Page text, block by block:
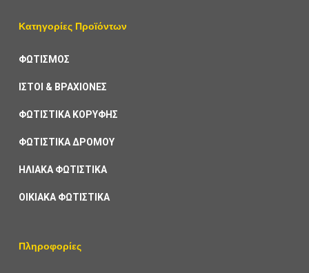
Κατηγορίες Προϊόντων
ΦΩΤΙΣΜΟΣ
ΙΣΤΟΙ & ΒΡΑΧΙΟΝΕΣ
ΦΩΤΙΣΤΙΚΑ ΚΟΡΥΦΗΣ
ΦΩΤΙΣΤΙΚΑ ΔΡΟΜΟΥ
ΗΛΙΑΚΑ ΦΩΤΙΣΤΙΚΑ
ΟΙΚΙΑΚΑ ΦΩΤΙΣΤΙΚΑ
Πληροφορίες